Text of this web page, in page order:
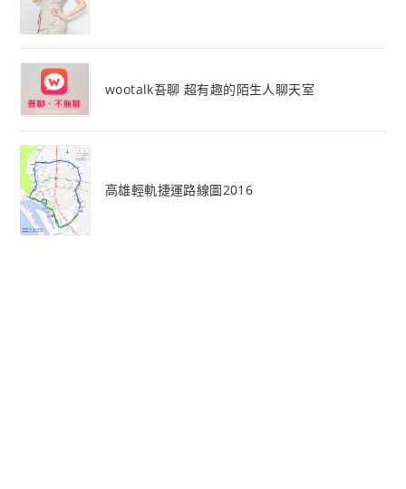
wootalk吾聊 超有趣的陌生人聊天室
高雄輕軌捷運路線圖2016